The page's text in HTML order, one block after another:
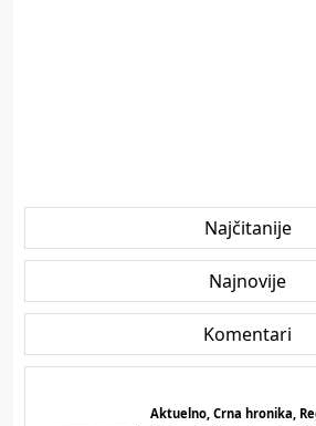
Najčitanije
Najnovije
Komentari